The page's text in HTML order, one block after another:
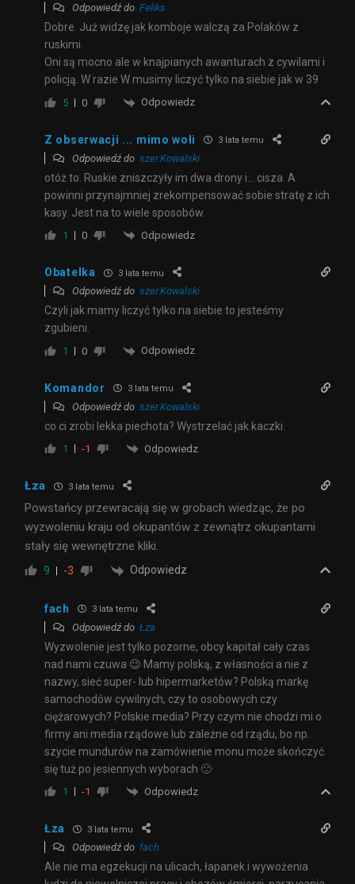
Odpowiedź do Feliks
Dobre. Już widzę jak komboje walczą za Polaków z
ruskimi.
Oni są mocno ale w knajpianych awanturach z cywilami i
policją. W razie W musimy liczyć tylko na siebie jak w 39
5 0 Odpowiedz
Z obserwacji ... mimo woli 3 lata temu
Odpowiedź do szer.Kowalski
otóż to. Ruskie zniszczyły im dwa drony i… cisza. A
powinni przynajmniej zrekompensować sobie stratę z ich
kasy. Jest na to wiele sposobów.
1 0 Odpowiedz
Obatelka 3 lata temu
Odpowiedź do szer.Kowalski
Czyli jak mamy liczyć tylko na siebie to jesteśmy
zgubieni.
1 0 Odpowiedz
Komandor 3 lata temu
Odpowiedź do szer.Kowalski
co ci zrobi lekka piechota? Wystrzelać jak kaczki.
1 -1 Odpowiedz
Łza 3 lata temu
Powstańcy przewracają się w grobach wiedząc, że po
wyzwoleniu kraju od okupantów z zewnątrz okupantami
stały się wewnętrzne kliki.
9 -3 Odpowiedz
fach 3 lata temu
Odpowiedź do Łza
Wyzwolenie jest tylko pozorne, obcy kapitał cały czas
nad nami czuwa 😉 Mamy polską, z własności a nie z
nazwy, sieć super- lub hipermarketów? Polską markę
samochodów cywilnych, czy to osobowych czy
ciężarowych? Polskie media? Przy czym nie chodzi mi o
firmy ani media rządowe lub zależne od rządu, bo np.
szycie mundurów na zamówienie monu może skończyć
się tuż po jesiennych wyborach 🙂
1 -1 Odpowiedz
Łza 3 lata temu
Odpowiedź do fach
Ale nie ma egzekucji na ulicach, łapanek i wywożenia